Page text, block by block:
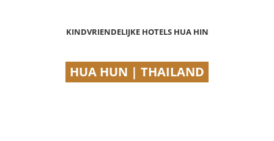
KINDVRIENDELIJKE HOTELS HUA HIN
HUA HUN | THAILAND